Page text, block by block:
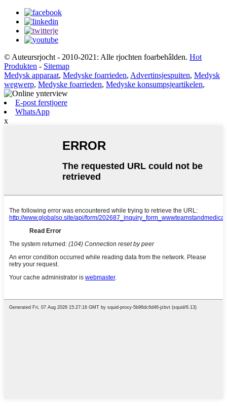
© Auteursrjocht - 2010-2021: Alle rjochten foarbehâlden. Hot
Produkten - Sitemap
Medysk apparaat, Medyske foarrieden, Advertinsjespuiten, Medysk
wegwerp, Medyske foarrieden, Medyske konsumpsjeartikelen,
E-post ferstjoere
WhatsApp
x